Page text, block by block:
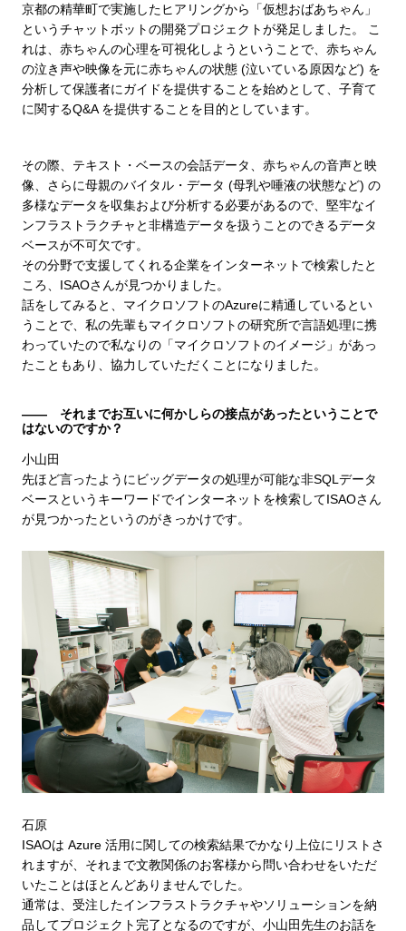
京都の精華町で実施したヒアリングから「仮想おばあちゃん」
というチャットボットの開発プロジェクトが発足しました。 こ
れは、赤ちゃんの心理を可視化しようということで、赤ちゃん
の泣き声や映像を元に赤ちゃんの状態 (泣いている原因など) を
分析して保護者にガイドを提供することを始めとして、子育て
に関するQ&A を提供することを目的としています。
その際、テキスト・ベースの会話データ、赤ちゃんの音声と映
像、さらに母親のバイタル・データ (母乳や唾液の状態など) の
多様なデータを収集および分析する必要があるので、堅牢なイ
ンフラストラクチャと非構造データを扱うことのできるデータ
ベースが不可欠です。
その分野で支援してくれる企業をインターネットで検索したと
ころ、ISAOさんが見つかりました。
話をしてみると、マイクロソフトのAzureに精通しているとい
うことで、私の先輩もマイクロソフトの研究所で言語処理に携
わっていたので私なりの「マイクロソフトのイメージ」があっ
たこともあり、協力していただくことになりました。
―― それまでお互いに何かしらの接点があったということで
はないのですか？
小山田
先ほど言ったようにビッグデータの処理が可能な非SQLデータ
ベースというキーワードでインターネットを検索してISAOさん
が見つかったというのがきっかけです。
石原
ISAOは Azure 活用に関しての検索結果でかなり上位にリストさ
れますが、それまで文教関係のお客様から問い合わせをいただ
いたことはほとんどありませんでした。
通常は、受注したインフラストラクチャやソリューションを納
品してプロジェクト完了となるのですが、小山田先生のお話を